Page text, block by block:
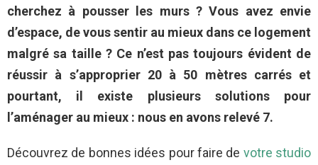
cherchez à pousser les murs ? Vous avez envie
d’espace, de vous sentir au mieux dans ce logement
malgré sa taille ? Ce n’est pas toujours évident de
réussir à s’approprier 20 à 50 mètres carrés et
pourtant, il existe plusieurs solutions pour
l’aménager au mieux : nous en avons relevé 7.
Découvrez de bonnes idées pour faire de votre studio